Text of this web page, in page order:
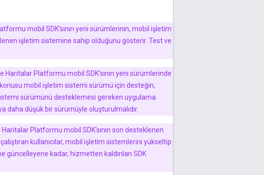
mobil SDK'sının yeni sürümlerinin, mobil işletim
işletim sistemine sahip olduğunu gösterir. Test ve
Haritalar Platformu mobil SDK'sının yeni sürümlerinde
mobil işletim sistemi sürümü için desteğin,
sürümünü desteklemesi gereken uygulama
daha düşük bir sürümüyle oluşturulmalıdır.
Haritalar Platformu mobil SDK'sının son desteklenen
kullanıcılar, mobil işletim sistemlerini yükseltip
güncelleyene kadar, hizmetten kaldırılan SDK